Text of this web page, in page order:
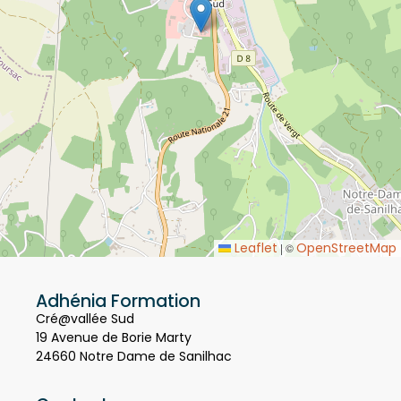
Leaflet | © OpenStreetMap
Adhénia Formation
Cré@vallée Sud
19 Avenue de Borie Marty
24660 Notre Dame de Sanilhac